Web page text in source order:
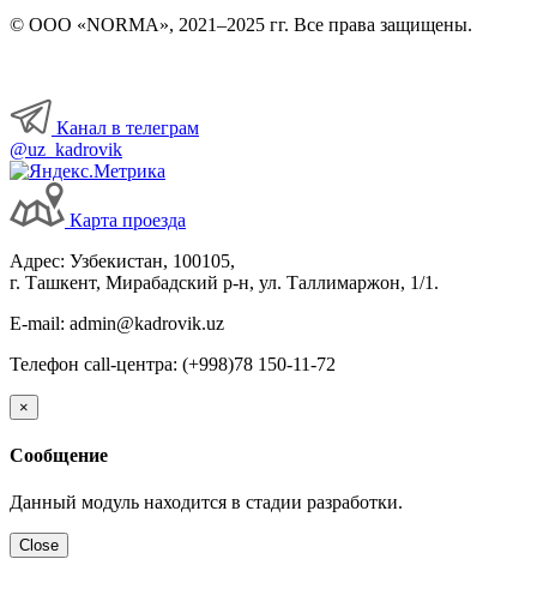
© ООО «NORMA», 2021–2025 гг. Все права защищены.
Канал в телеграм
@uz_kadrovik
Карта проезда
Адрес: Узбекистан, 100105,
г. Ташкент, Мирабадский р-н, ул. Таллимаржон, 1/1.
E-mail: admin@kadrovik.uz
Телефон call-центра: (+998)78 150-11-72
×
Сообщение
Данный модуль находится в стадии разработки.
Close